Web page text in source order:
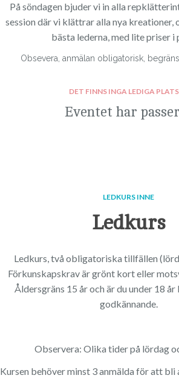
På söndagen bjuder vi in alla
session där vi klättrar alla nya kreationer,
bästa lederna, med lite priser i
Obsevera, anmälan obligatorisk,
DET FINNS INGA LEDIGA
Eventet har
LEDKURS INNE
Ledkurs
Ledkurs, två obligatoriska tillfällen
Förkunskapskrav är grönt kort eller
Åldersgräns 15 år och är du under 18 år
godkännande.
Observera: Olika tider på lördag
Kursen behöver minst 3 anmälda för att bli